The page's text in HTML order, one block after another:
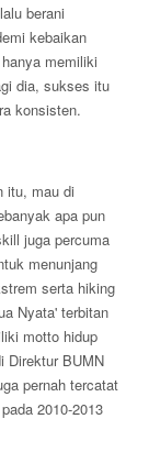
berani
kebaikan
memiliki
dia, sukses itu
konsisten.
itu, mau di
apa pun
juga percuma
menunjang
serta hiking
Nyata' terbitan
motto hidup
Direktur BUMN
pernah tercatat
2010-2013